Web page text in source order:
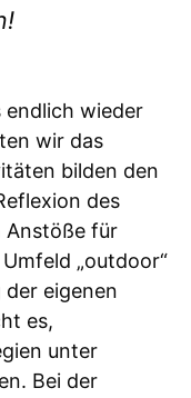
endlich wieder
wir das
bilden den
des
Anstöße für
„outdoor“
eigenen
es,
unter
Bei der